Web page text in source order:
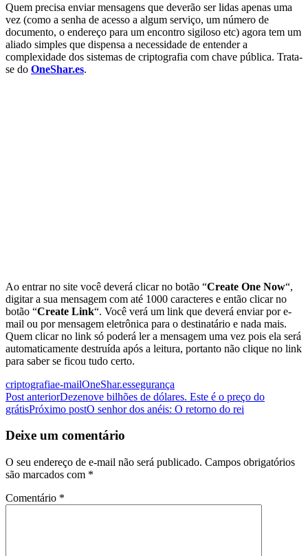
Quem precisa enviar mensagens que deverão ser lidas apenas uma
vez (como a senha de acesso a algum serviço, um número de
documento, o endereço para um encontro sigiloso etc) agora tem um
aliado simples que dispensa a necessidade de entender a
complexidade dos sistemas de criptografia com chave pública. Trata-
se do OneShar.es.
Ao entrar no site você deverá clicar no botão “Create One Now“,
digitar a sua mensagem com até 1000 caracteres e então clicar no
botão “Create Link“. Você verá um link que deverá enviar por e-
mail ou por mensagem eletrônica para o destinatário e nada mais.
Quem clicar no link só poderá ler a mensagem uma vez pois ela será
automaticamente destruída após a leitura, portanto não clique no link
para saber se ficou tudo certo.
criptografiae-mailOneShar.essegurança
Navegação
de
posts
Post anteriorDezenove bilhões de dólares. Este é o preço do
grátisPróximo postO senhor dos anéis: O retorno do rei
Deixe um comentário
O seu endereço de e-mail não será publicado. Campos obrigatórios
são marcados com *
Comentário *